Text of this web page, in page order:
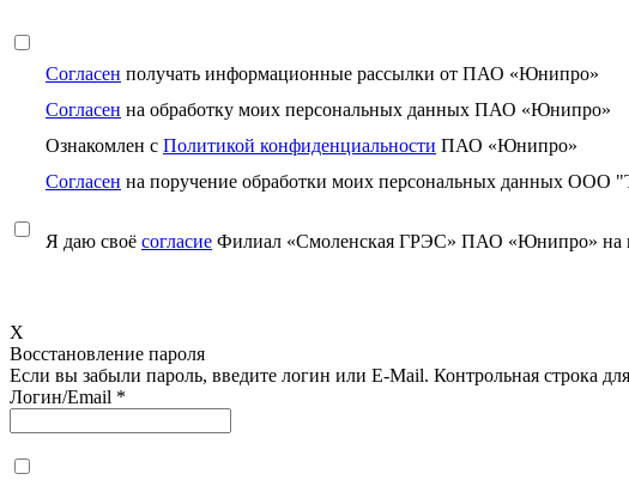
Согласен получать информационные рассылки от ПАО «Юнипро»
Согласен на обработку моих персональных данных ПАО «Юнипро»
Ознакомлен с Политикой конфиденциальности ПАО «Юнипро»
Согласен на поручение обработки моих персональных данных
Я даю своё согласие Филиал «Смоленская ГРЭС» ПАО «Юнипро» на
X
Восстановление пароля
Если вы забыли пароль, введите логин или E-Mail. Контрольная строка
Логин/Email *